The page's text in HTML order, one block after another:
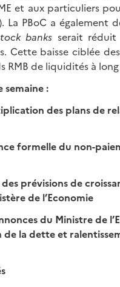
et aux particuliers
La PBoC a également
banks serait
Cette baisse ciblée
RMB de liquidités à
semaine :
des plans de
formelle du non-
des prévisions de
de l’Economie
du Ministre de
de la dette et